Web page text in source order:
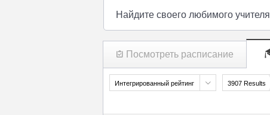
Посмотреть расписание
Найдите своего любимого учителя
Интегрированный рейтинг 3907 Results